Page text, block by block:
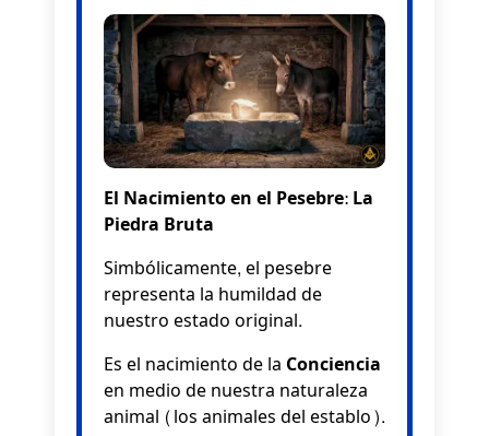
El Nacimiento en el Pesebre: La
Piedra Bruta
Simbólicamente, el pesebre
representa la humildad de
nuestro estado original.
Es el nacimiento de la Conciencia
en medio de nuestra naturaleza
animal (los animales del establo).